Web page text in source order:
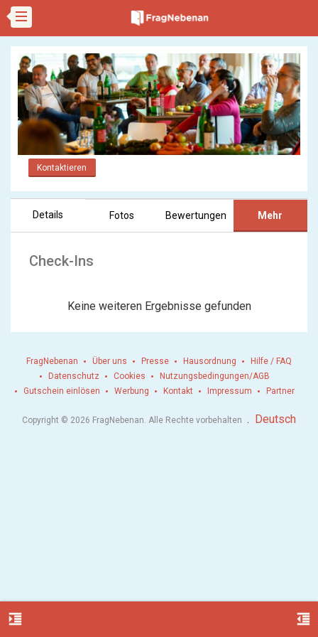
Kontaktieren
Details Fotos Bewertungen Mehr
Check-Ins
Keine weiteren Ergebnisse gefunden
format_indent_increase format_indent_decrease
FragNebenan Über uns Presse Hausordnung
Hilfe / FAQ
Datenschutz
Cookies
Nutzungsbedingungen/AGB
Gutschein einlösen
Werbung Kontakt Impressum Partner
Copyright © 2026 FragNebenan. Alle Rechte vorbehalten . Deutsch